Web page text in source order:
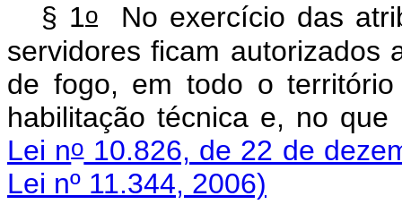
§ 1o
No exercício das
servidores ficam autorizados
de fogo, em todo o
habilitação técnica e, no
Lei no10.826, de 22 de
Lei nº 11.344, 2006)